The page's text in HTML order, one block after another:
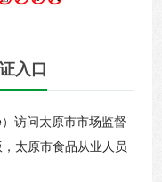
入口
访问太原市市场监督
太原市食品从业人员